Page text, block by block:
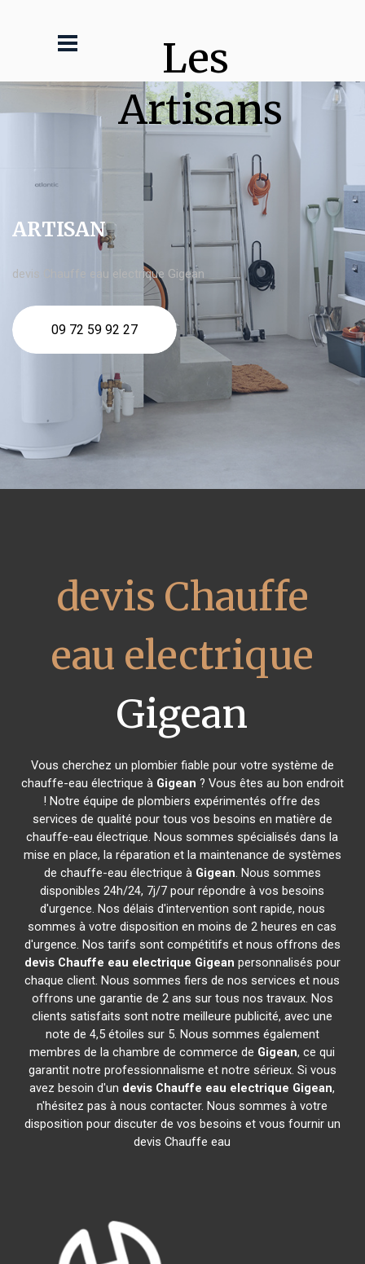
Les
Artisans
ARTISAN
devis Chauffe eau electrique Gigean
09 72 59 92 27
devis Chauffe
eau electrique
Gigean
Vous cherchez un plombier fiable pour votre système de
chauffe-eau électrique à Gigean ? Vous êtes au bon endroit
! Notre équipe de plombiers expérimentés offre des
services de qualité pour tous vos besoins en matière de
chauffe-eau électrique. Nous sommes spécialisés dans la
mise en place, la réparation et la maintenance de systèmes
de chauffe-eau électrique à Gigean. Nous sommes
disponibles 24h/24, 7j/7 pour répondre à vos besoins
d'urgence. Nos délais d'intervention sont rapide, nous
sommes à votre disposition en moins de 2 heures en cas
d'urgence. Nos tarifs sont compétitifs et nous offrons des
devis Chauffe eau electrique Gigean personnalisés pour
chaque client. Nous sommes fiers de nos services et nous
offrons une garantie de 2 ans sur tous nos travaux. Nos
clients satisfaits sont notre meilleure publicité, avec une
note de 4,5 étoiles sur 5. Nous sommes également
membres de la chambre de commerce de Gigean, ce qui
garantit notre professionnalisme et notre sérieux. Si vous
avez besoin d'un devis Chauffe eau electrique Gigean,
n'hésitez pas à nous contacter. Nous sommes à votre
disposition pour discuter de vos besoins et vous fournir un
devis Chauffe eau